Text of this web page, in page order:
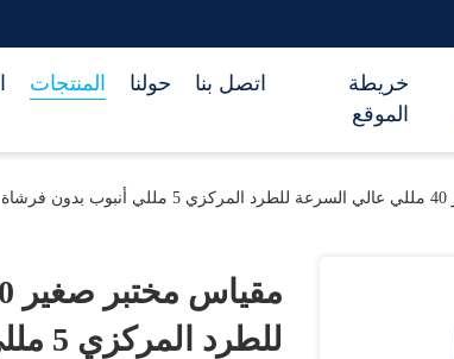
المنتجات حولنا اتصل بنا
خريطة
الموقع
للطرد المركزي 5 مللي أنبوب بدون فرشاة